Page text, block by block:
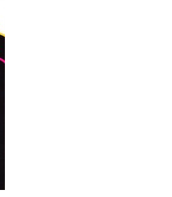
Introduction
copy of Calov’s Bible Commentary
en Wilders….
onderwijsleer. Didactica